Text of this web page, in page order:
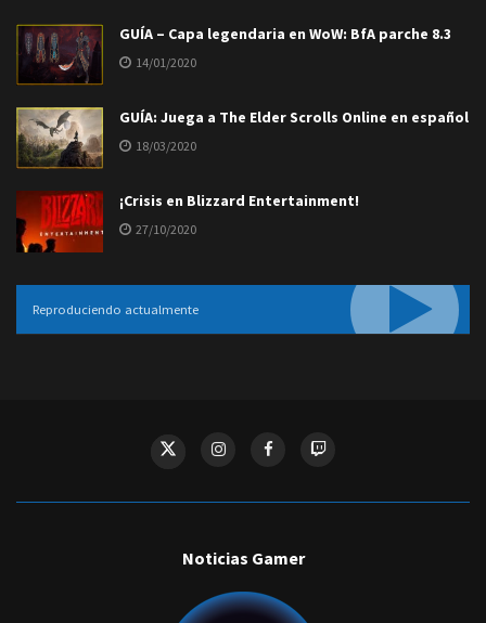
GUÍA – Capa legendaria en WoW: BfA parche 8.3
14/01/2020
GUÍA: Juega a The Elder Scrolls Online en español
18/03/2020
¡Crisis en Blizzard Entertainment!
27/10/2020
Reproduciendo actualmente
Noticias Gamer